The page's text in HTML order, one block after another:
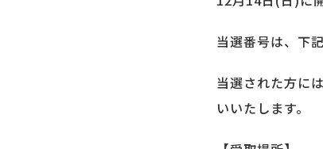
当選番号は、下
当選された方に
いいたします。